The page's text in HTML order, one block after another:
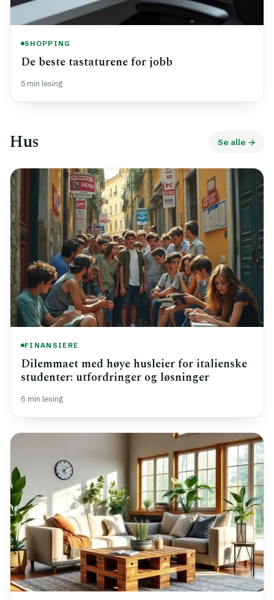
SHOPPING
De beste tastaturene for jobb
5 min lesing
Hus Se alle →
FINANSIERE
Dilemmaet med høye husleier for italienske
studenter: utfordringer og løsninger
6 min lesing